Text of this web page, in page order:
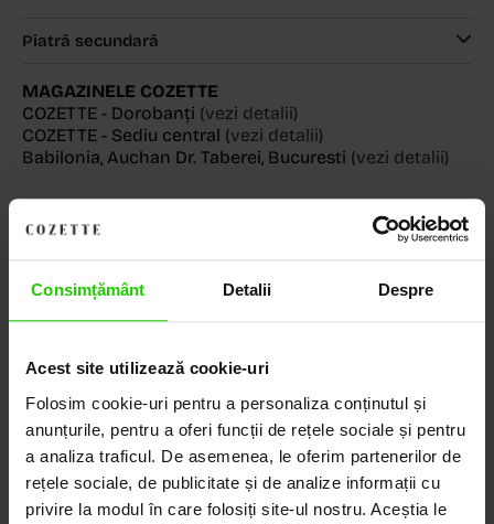
Consimțământ Detalii Despre
Acest site utilizează cookie-uri
Folosim cookie-uri pentru a personaliza conținutul și
anunțurile, pentru a oferi funcții de rețele sociale și pentru
a analiza traficul. De asemenea, le oferim partenerilor de
rețele sociale, de publicitate și de analize informații cu
privire la modul în care folosiți site-ul nostru. Aceștia le
Piatră secundară
MAGAZINELE COZETTE
COZETTE - Dorobanți (vezi detalii)
COZETTE - Sediu central (vezi detalii)
Babilonia, Auchan Dr. Taberei, Bucuresti (vezi detalii)
Descoperă Lumea COZETTE,
LOCUL UNDE STILUL
DEVINE ARTĂ!
COZETTE este destinația ta de top pentru bijuterii
elegante și rafinate, create cu măiestrie și pasiune.
Ne mândrim cu o vastă experiență în realizarea celor
mai sofisticate bijuterii din aur, argint și pietre
prețioase.